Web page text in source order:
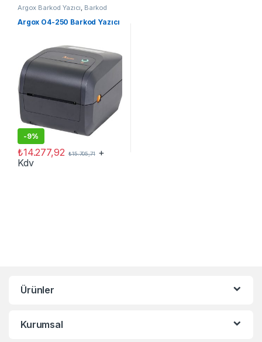
Argox Barkod Yazıcı, Barkod
Yazıcı
Argox O4-250 Barkod Yazıcı
-9%
₺14.277,92 ₺15.705,71+
Kdv
Ürünler
Kurumsal